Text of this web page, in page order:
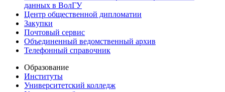
данных в ВолГУ
Центр общественной дипломатии
Закупки
Почтовый сервис
Объединенный ведомственный архив
Телефонный справочник
Образование
Институты
Университетский колледж